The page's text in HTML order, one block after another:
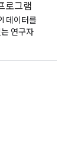
로그램
데이터를
연구자